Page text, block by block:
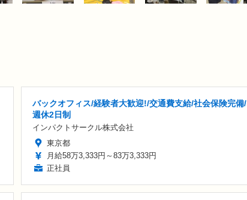
バックオフィス/経験者大歓迎!/交通費支給/社会保険完備/
週休2日制
インパクトサークル株式会社
東京都
月給58万3,333円～83万3,333円
正社員